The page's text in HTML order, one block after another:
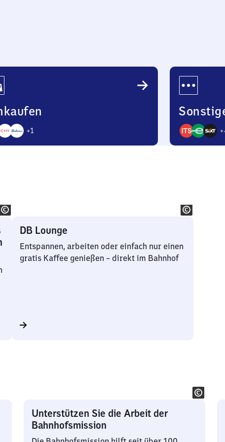
+1 +
7
DB Lounge
Entspannen, arbeiten oder einfach nur einen
gratis Kaffee genießen – direkt im Bahnhof
Unterstützen Sie die Arbeit der
Bahnhofsmission